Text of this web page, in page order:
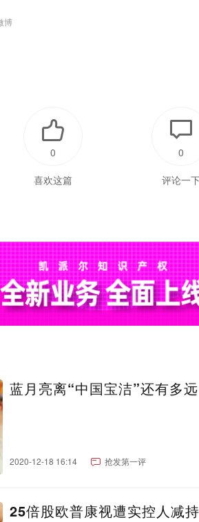
博
喜欢这篇
0
评论一
0
蓝月亮离“中国宝洁”还有多远
2020-12-18 16:14 抢发第一评
25倍股欧普康视遭实控人减